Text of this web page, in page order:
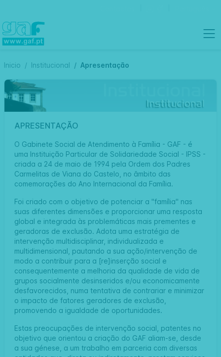
Inicio Institucional Apresentação
APRESENTAÇÃO
O Gabinete Social de Atendimento à Família - GAF - é
uma Instituição Particular de Solidariedade Social - IPSS -
criada a 24 de maio de 1994 pela Ordem dos Padres
Carmelitas de Viana do Castelo, no âmbito das
comemorações do Ano Internacional da Família.
Foi criado com o objetivo de potenciar a "família" nas
suas diferentes dimensões e proporcionar uma resposta
global e integrada às problemáticas mais prementes e
geradoras de exclusão. Adota uma estratégia de
intervenção multidisciplinar, individualizada e
multidimensional, pautando a sua ação/intervenção de
modo a contribuir para a [re]inserção social e
consequentemente a melhoria da qualidade de vida de
grupos socialmente desinseridos e/ou economicamente
desfavorecidos, numa tentativa de contrariar e minimizar
o impacto de fatores geradores de exclusão,
promovendo a igualdade de oportunidades.
Estas preocupações de intervenção social, patentes no
objetivo que orientou a criação do GAF aliam-se, desde
a sua génese, a um trabalho em parceria com diversas